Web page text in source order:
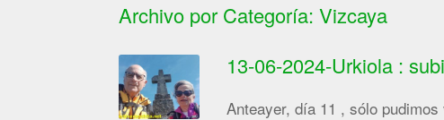
Archivo por Categoría: Vizcaya
13-06-2024-Urkiola :
Anteayer, día 11 , sólo